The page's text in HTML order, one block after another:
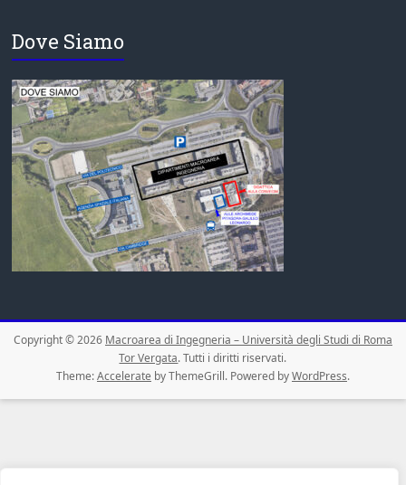
Dove Siamo
Copyright © 2026 Macroarea di Ingegneria – Università degli Studi di Roma
Tor Vergata. Tutti i diritti riservati.
Theme:Accelerate by ThemeGrill. Powered byWordPress.